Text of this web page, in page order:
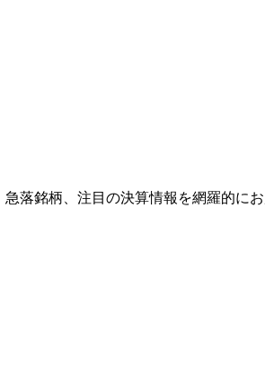
落銘柄、注目の決算情報を網羅的にお